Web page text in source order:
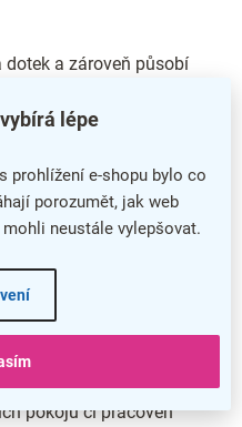
lépe
prohlížení e-shopu bylo co
porozumět, jak web
neustále vylepšovat.
dotek a zároveň působí
což z ní činí praktickou
kg, takže se můžete
stabilitu a
pokojů či pracoven